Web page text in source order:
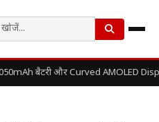
बैटरी और Curved AMOLED